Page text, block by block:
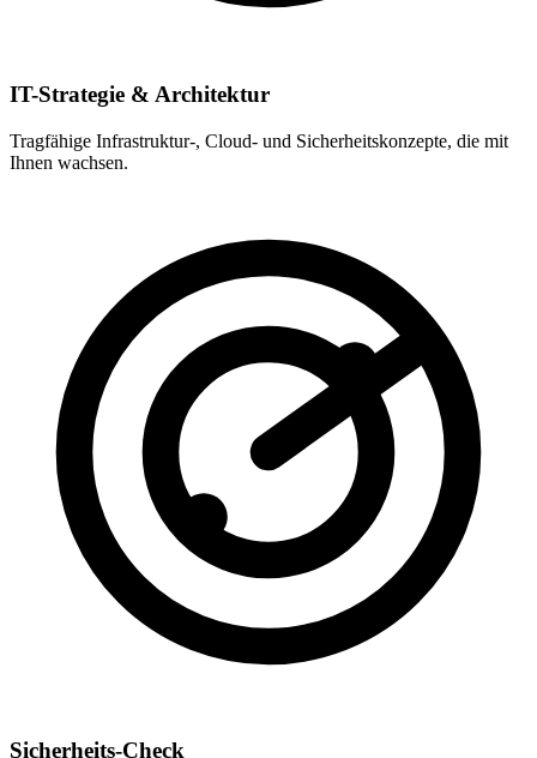
IT-Strategie & Architektur
Tragfähige Infrastruktur-, Cloud- und Sicherheitskonzepte, die mit
Ihnen wachsen.
Sicherheits-Check